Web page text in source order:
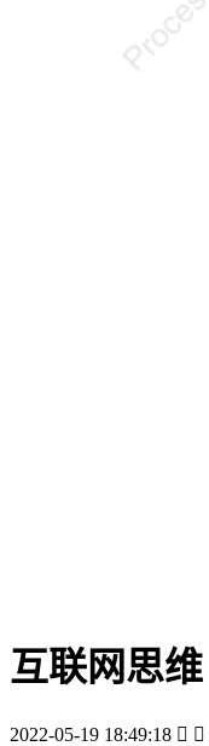
互联网思维
2022-05-19 18:49:18  